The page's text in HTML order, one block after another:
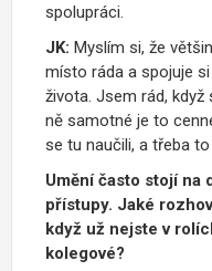
spolupráci.
JK: Myslím si, že
místo ráda a spojuje
života. Jsem rád,
ně samotné je to
se tu naučili, a třeba
Umění často stojí na
přístupy. Jaké
když už nejste v
kolegové?